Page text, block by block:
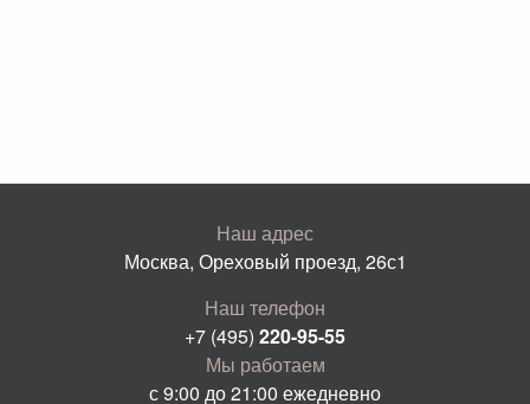
Наш адрес
Москва, Ореховый проезд, 26с1
Наш телефон
+7 (495) 220-95-55
Мы работаем
с 9:00 до 21:00 ежедневно